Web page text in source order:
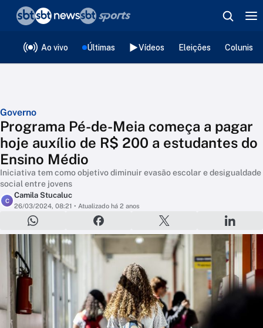
Ao vivo Últimas Vídeos Eleições
Governo
Programa Pé-de-Meia começa a pagar
hoje auxílio de R$ 200 a estudantes do
Ensino Médio
Iniciativa tem como objetivo diminuir evasão escolar e desigualdade
social entre jovens
C
Camila Stucaluc
26/03/2024, 08:21 • Atualizado há 2 anos
❮voltar
Editorias